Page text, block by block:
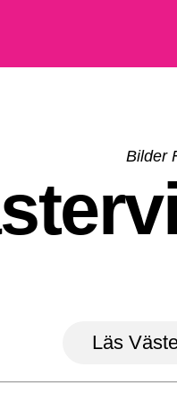
Bilder
Läs